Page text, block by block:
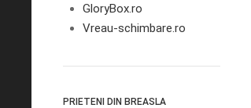
GloryBox.ro
Vreau-schimbare.ro
PRIETENI DIN BREASLA